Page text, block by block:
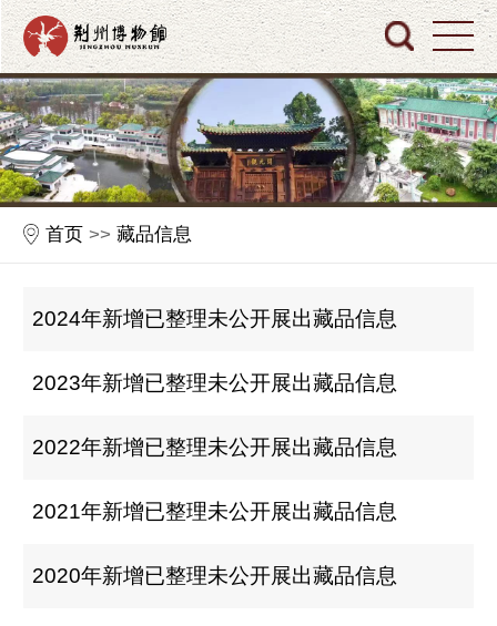
首页 >>藏品信息
2024年新增已整理未公开展出藏品信息
2023年新增已整理未公开展出藏品信息
2022年新增已整理未公开展出藏品信息
2021年新增已整理未公开展出藏品信息
2020年新增已整理未公开展出藏品信息